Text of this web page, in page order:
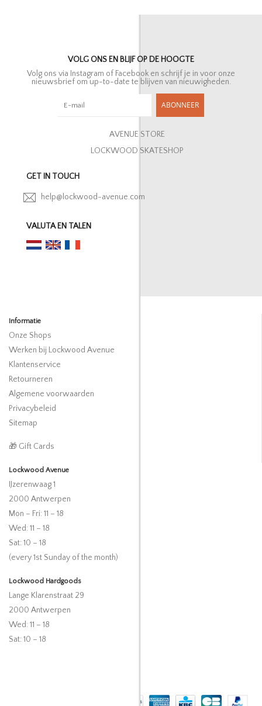
VOLG ONS EN BLIJF OP DE HOOGTE
Volg ons via Instagram of Facebook en schrijf je in voor onze
nieuwsbrief om up-to-date te blijven van nieuwigheden.
ABONNEER
AVENUE STORE
LOCKWOOD SKATESHOP
GET IN TOUCH
help@lockwood-avenue.com
VALUTA EN TALEN
Informatie
Onze Shops
Werken bij Lockwood Avenue
Klantenservice
Retourneren
Algemene voorwaarden
Privacybeleid
Sitemap
🎁 Gift Cards
Lockwood Avenue
IJzerenwaag 1
2000 Antwerpen
Mon – Fri: 11 – 18
Wed: 11 – 18
Sat: 10 – 18
(every 1st Sunday of the month)
Lockwood Hardgoods
Lange Klarenstraat 29
2000 Antwerpen
Wed: 11 – 18
Sat: 10 – 18